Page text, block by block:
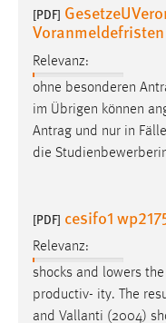
[PDF]
Relevanz:
ohne besonderen
im Übrigen können
Antrag und nur in
die
[PDF] cesifo1
Relevanz:
shocks and lowers
productiv- ity. The
and Vallanti (2004)